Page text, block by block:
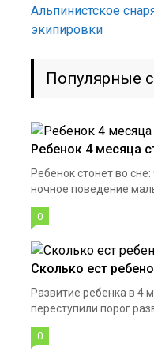
Альпинистское
экипировки
Популярные
Ребенок 4 месяца
Ребенок стонет во
ночное поведение
0
Сколько ест
Развитие ребенка в 4
переступили порог
0